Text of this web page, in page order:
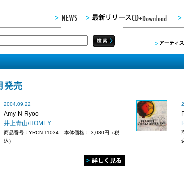
発売
2004.09.22
Amy-N-Ryoo
井上青山/HOMEY
商品番号：YRCN-11034 本体価格： 3,080円（税
込）